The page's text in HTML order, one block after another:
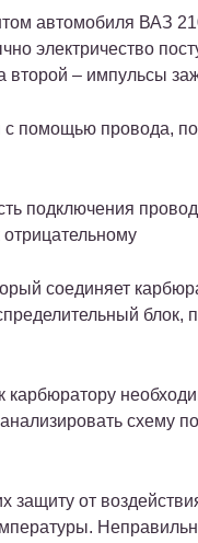
автомобиля ВАЗ
электричество
второй – импульсы
с помощью провода,
подключения
соединяет
блок,
карбюратору
схему
защиту от